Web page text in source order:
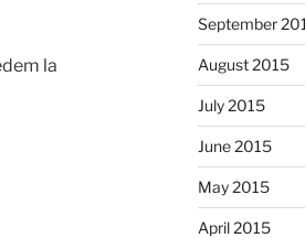
la
September
August 2015
July 2015
June 2015
May 2015
April 2015